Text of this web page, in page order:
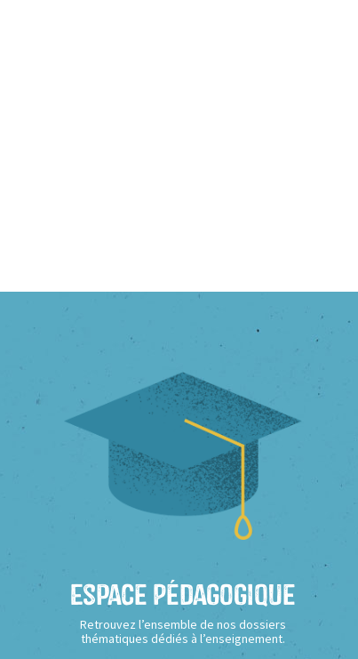
Espace Pédagogique
Retrouvez l’ensemble de nos dossiers
thématiques dédiés à l’enseignement.